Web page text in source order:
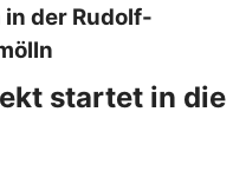
der Rudolf-
startet in die